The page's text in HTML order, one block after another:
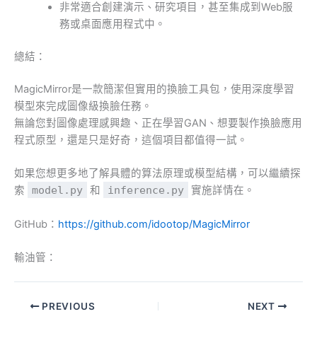
非常適合創建演示、研究項目，甚至集成到Web服
務或桌面應用程式中。
總結：
MagicMirror是一款簡潔但實用的換臉工具包，使用深度學習
模型來完成圖像級換臉任務。
無論您對圖像處理感興趣、正在學習GAN、想要製作換臉應用
程式原型，還是只是好奇，這個項目都值得一試。
如果您想更多地了解具體的算法原理或模型結構，可以繼續探
索
model.py 和 inference.py 實施詳情在。
GitHub： https://github.com/idootop/MagicMirror
輸油管：
PREVIOUS NEXT